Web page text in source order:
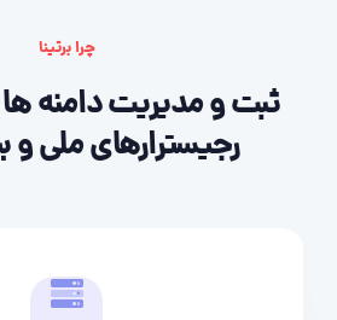
چرا برتینا
ثبت و مدیریت دامنه ها
رجیسترارهای ملی و